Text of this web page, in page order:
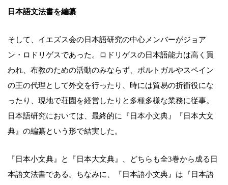
日本語文法書を編纂
そして、イエズス会の日本語研究の中心メンバーがジョア
ン・ロドリゲスであった。ロドリゲスの日本語能力は高く買
われ、布教のための活動のみならず、ポルトガルやスペイン
の王の代理として外交を行ったり、時には貿易の折衝役にな
ったり、現地で荘園を経営したりと多種多様な業務に従事。
日本語研究においては、最終的に『日本小文典』『日本大文
典』の編纂という形で結実した。
『日本小文典』と『日本大文典』、どちらも全3巻から成る日
本語文法書である。ちなみに、『日本語小文典』は『日本語